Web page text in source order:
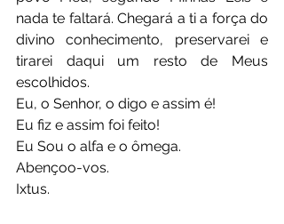
nada te faltará. Chegará a ti a força do
divino conhecimento, preservarei e
tirarei daqui um resto de Meus
escolhidos.
Eu, o Senhor, o digo e assim é!
Eu fiz e assim foi feito!
Eu Sou o alfa e o ômega.
Abençoo-vos.
Ixtus.